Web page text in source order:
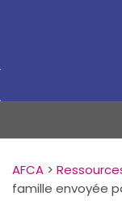
AFCA >
famille envoyée